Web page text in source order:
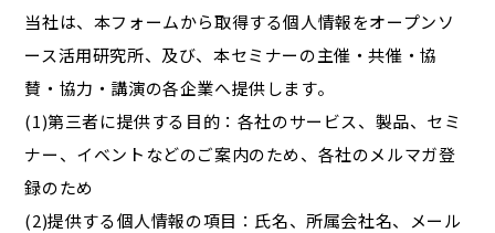
当社は、本フォームから取得する個人情報をオープンソ
ース活用研究所、及び、本セミナーの主催・共催・協
賛・協力・講演の各企業へ提供します。
(1)第三者に提供する目的：各社のサービス、製品、セミ
ナー、イベントなどのご案内のため、各社のメルマガ登
録のため
(2)提供する個人情報の項目：氏名、所属会社名、メール